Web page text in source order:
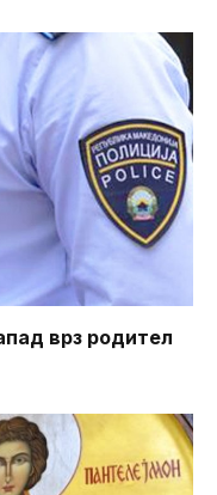
врз родител